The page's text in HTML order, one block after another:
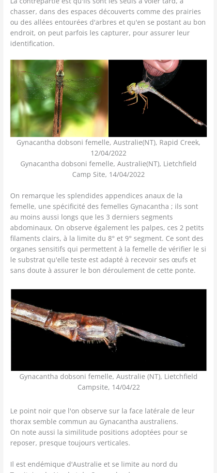
chasser, dans des espaces découverts comme des prairies
ou des allées entourées d'arbres et qu'en se postant au bon
endroit, on peut parfois les capturer, pour assurer leur
identification.
Gynacantha dobsoni femelle, Australie(NT), Rapid Creek,
12/04/2022
Gynacantha dobsoni femelle, Australie(NT), Lietchfield
Camp Site, 14/04/2022
On remarque les splendides appendices anaux de la
femelle, une spécificité des femelles Gynacantha ; ils sont
au moins aussi longs que les 3 derniers segments
abdominaux. On observe également les palpes, ces 2 petits
filaments clairs, à la limite du 8° et 9° segment. Ce sont des
organes sensitifs qui permettent à la femelle de vérifier le si
le substrat qu'elle teste est adapté à recevoir ses œufs et
sans doute à assurer le bon déroulement de cette ponte.
Gynacantha dobsoni femelle, Australie (NT), Lietchfield
Campsite, 14/04/22
Le point noir que l'on observe sur la face latérale de leur
thorax semble commun au Gynacantha australiens.
On note aussi la similitude positions adoptées pour se
reposer, presque toujours verticales.
Il est endémique d'Australie et se limite au nord du